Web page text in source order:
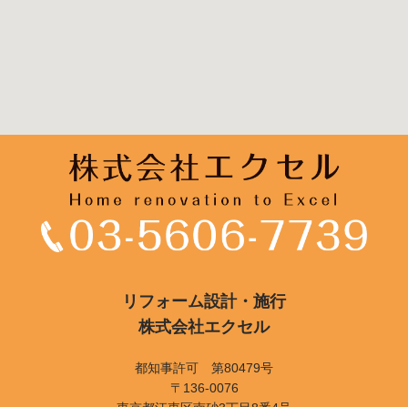
リフォーム設計・施行
株式会社エクセル
都知事許可 第80479号
〒136-0076